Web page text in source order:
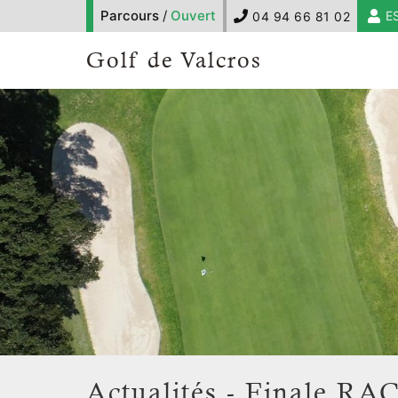
Parcours / Ouvert 04 94 66 81 02
Golf de Valcros